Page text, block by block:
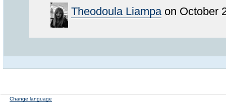
Theodoula Liampaon October
Change language